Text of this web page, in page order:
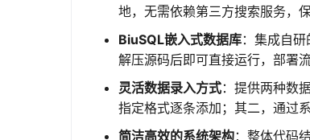
地，无需依赖第三方搜索服务，
BiuSQL嵌入式数据库：集成自
解压源码后即可直接运行，部署流
灵活数据录入方式：提供两种数
指定格式逐条添加；其二，通过
简洁高效的系统架构：整体代码